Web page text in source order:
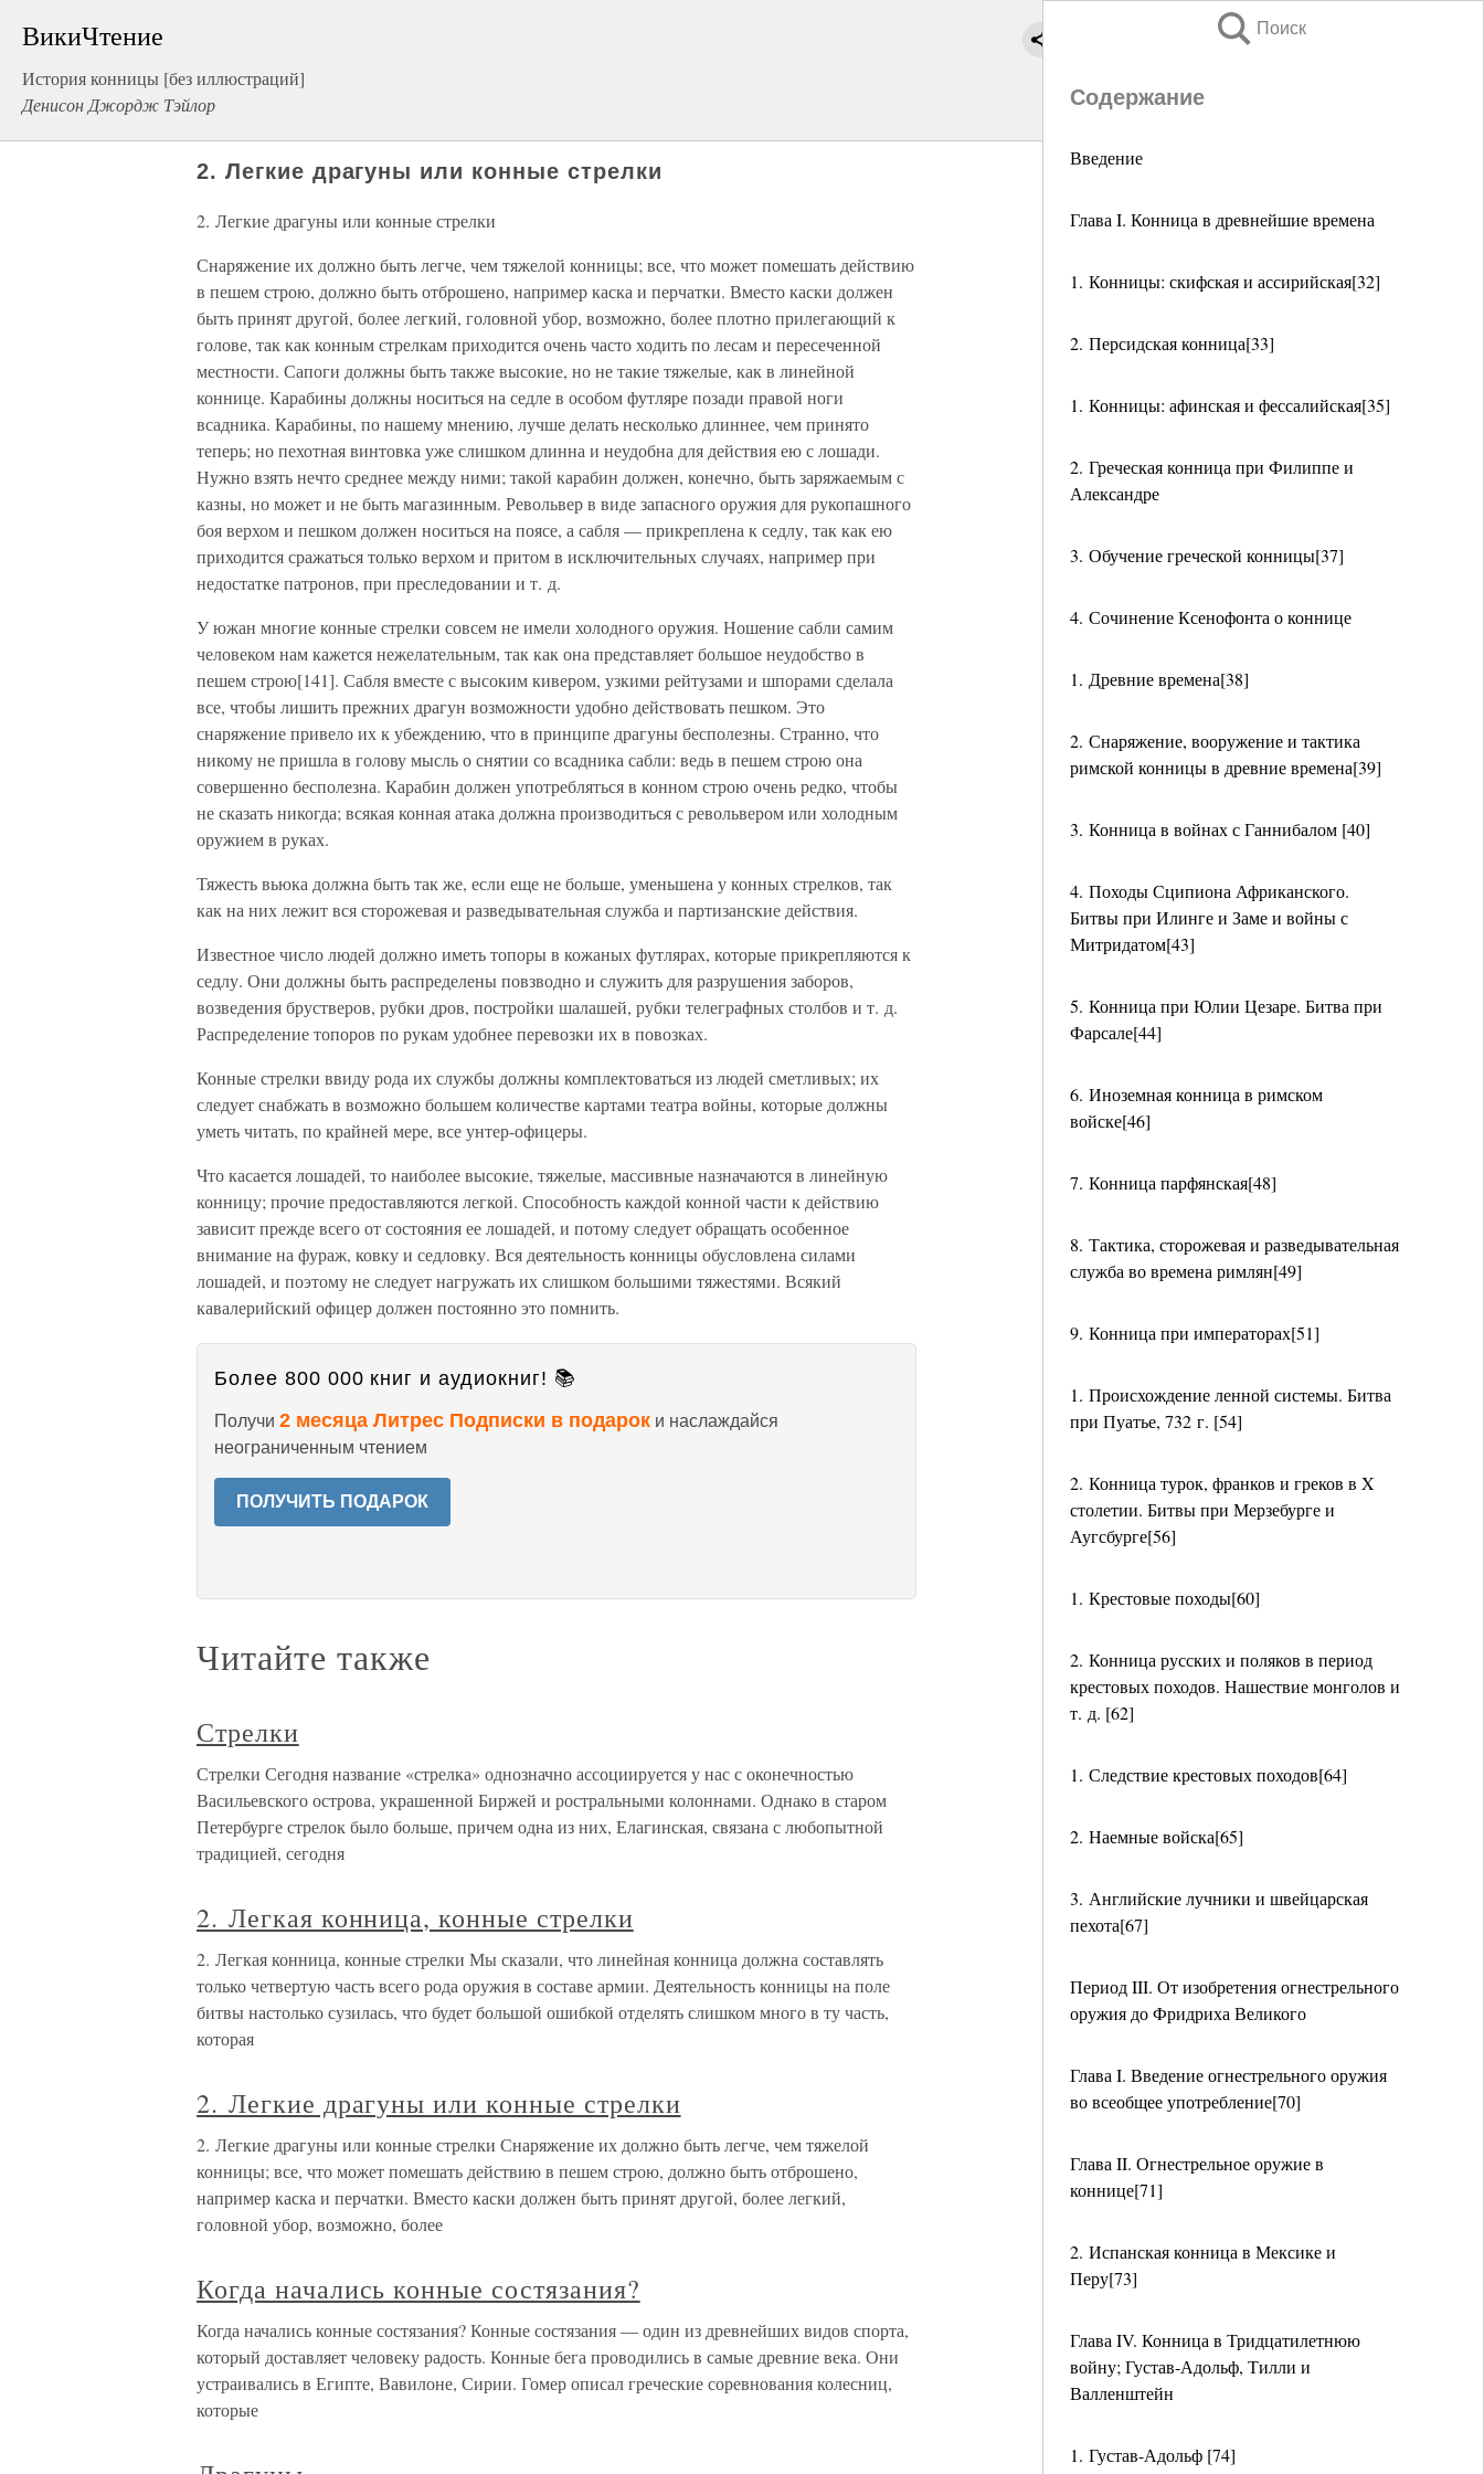
ВикиЧтение
История конницы [без иллюстраций]
Денисон Джордж Тэйлор
Поиск
Содержание
Введение
Глава I. Конница в древнейшие времена
1. Конницы: скифская и ассирийская[32]
2. Персидская конница[33]
1. Конницы: афинская и фессалийская[35]
2. Греческая конница при Филиппе и
Александре
3. Обучение греческой конницы[37]
4. Сочинение Ксенофонта о коннице
1. Древние времена[38]
2. Снаряжение, вооружение и тактика
римской конницы в древние времена[39]
3. Конница в войнах с Ганнибалом [40]
4. Походы Сципиона Африканского.
Битвы при Илинге и Заме и войны с
Митридатом[43]
5. Конница при Юлии Цезаре. Битва при
Фарсале[44]
6. Иноземная конница в римском
войске[46]
7. Конница парфянская[48]
8. Тактика, сторожевая и разведывательная
служба во времена римлян[49]
9. Конница при императорах[51]
1. Происхождение ленной системы. Битва
при Пуатье, 732 г. [54]
2. Конница турок, франков и греков в X
столетии. Битвы при Мерзебурге и
Аугсбурге[56]
1. Крестовые походы[60]
2. Конница русских и поляков в период
крестовых походов. Нашествие монголов и
т. д. [62]
1. Следствие крестовых походов[64]
2. Наемные войска[65]
3. Английские лучники и швейцарская
пехота[67]
Период III. От изобретения огнестрельного
оружия до Фридриха Великого
Глава I. Введение огнестрельного оружия
во всеобщее употребление[70]
Глава II. Огнестрельное оружие в
коннице[71]
2. Испанская конница в Мексике и
Перу[73]
Глава IV. Конница в Тридцатилетнюю
войну; Густав-Адольф, Тилли и
Валленштейн
1. Густав-Адольф [74]
2. Легкие драгуны или конные стрелки
2. Легкие драгуны или конные стрелки
Снаряжение их должно быть легче, чем тяжелой конницы; все, что может помешать действию
в пешем строю, должно быть отброшено, например каска и перчатки. Вместо каски должен
быть принят другой, более легкий, головной убор, возможно, более плотно прилегающий к
голове, так как конным стрелкам приходится очень часто ходить по лесам и пересеченной
местности. Сапоги должны быть также высокие, но не такие тяжелые, как в линейной
коннице. Карабины должны носиться на седле в особом футляре позади правой ноги
всадника. Карабины, по нашему мнению, лучше делать несколько длиннее, чем принято
теперь; но пехотная винтовка уже слишком длинна и неудобна для действия ею с лошади.
Нужно взять нечто среднее между ними; такой карабин должен, конечно, быть заряжаемым с
казны, но может и не быть магазинным. Револьвер в виде запасного оружия для рукопашного
боя верхом и пешком должен носиться на поясе, а сабля — прикреплена к седлу, так как ею
приходится сражаться только верхом и притом в исключительных случаях, например при
недостатке патронов, при преследовании и т. д.
У южан многие конные стрелки совсем не имели холодного оружия. Ношение сабли самим
человеком нам кажется нежелательным, так как она представляет большое неудобство в
пешем строю[141]. Сабля вместе с высоким кивером, узкими рейтузами и шпорами сделала
все, чтобы лишить прежних драгун возможности удобно действовать пешком. Это
снаряжение привело их к убеждению, что в принципе драгуны бесполезны. Странно, что
никому не пришла в голову мысль о снятии со всадника сабли: ведь в пешем строю она
совершенно бесполезна. Карабин должен употребляться в конном строю очень редко, чтобы
не сказать никогда; всякая конная атака должна производиться с револьвером или холодным
оружием в руках.
Тяжесть вьюка должна быть так же, если еще не больше, уменьшена у конных стрелков, так
как на них лежит вся сторожевая и разведывательная служба и партизанские действия.
Известное число людей должно иметь топоры в кожаных футлярах, которые прикрепляются к
седлу. Они должны быть распределены повзводно и служить для разрушения заборов,
возведения брустверов, рубки дров, постройки шалашей, рубки телеграфных столбов и т. д.
Распределение топоров по рукам удобнее перевозки их в повозках.
Конные стрелки ввиду рода их службы должны комплектоваться из людей сметливых; их
следует снабжать в возможно большем количестве картами театра войны, которые должны
уметь читать, по крайней мере, все унтер-офицеры.
Что касается лошадей, то наиболее высокие, тяжелые, массивные назначаются в линейную
конницу; прочие предоставляются легкой. Способность каждой конной части к действию
зависит прежде всего от состояния ее лошадей, и потому следует обращать особенное
внимание на фураж, ковку и седловку. Вся деятельность конницы обусловлена силами
лошадей, и поэтому не следует нагружать их слишком большими тяжестями. Всякий
кавалерийский офицер должен постоянно это помнить.
Более 800 000 книг и аудиокниг! 📚
Получи 2 месяца Литрес Подписки в подарок и наслаждайся
неограниченным чтением
ПОЛУЧИТЬ ПОДАРОК
Читайте также
Стрелки
Стрелки Сегодня название «стрелка» однозначно ассоциируется у нас с оконечностью
Васильевского острова, украшенной Биржей и ростральными колоннами. Однако в старом
Петербурге стрелок было больше, причем одна из них, Елагинская, связана с любопытной
традицией, сегодня
2. Легкая конница, конные стрелки
2. Легкая конница, конные стрелки Мы сказали, что линейная конница должна составлять
только четвертую часть всего рода оружия в составе армии. Деятельность конницы на поле
битвы настолько сузилась, что будет большой ошибкой отделять слишком много в ту часть,
которая
2. Легкие драгуны или конные стрелки
2. Легкие драгуны или конные стрелки Снаряжение их должно быть легче, чем тяжелой
конницы; все, что может помешать действию в пешем строю, должно быть отброшено,
например каска и перчатки. Вместо каски должен быть принят другой, более легкий,
головной убор, возможно, более
Когда начались конные состязания?
Когда начались конные состязания? Конные состязания — один из древнейших видов спорта,
который доставляет человеку радость. Конные бега проводились в самые древние века. Они
устраивались в Египте, Вавилоне, Сирии. Гомер описал греческие соревнования колесниц,
которые